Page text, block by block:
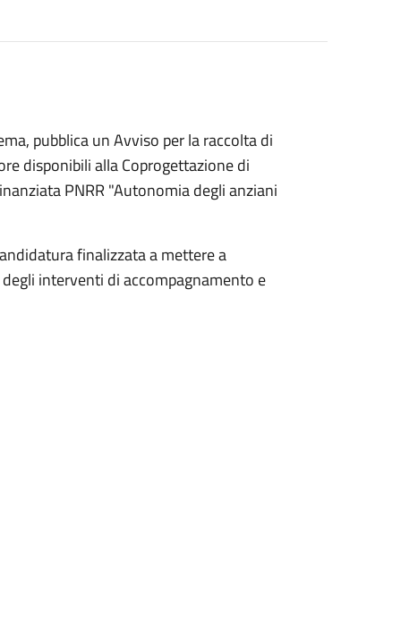
pubblica un Avviso per la raccolta di
disponibili alla Coprogettazione di
PNRR "Autonomia degli anziani
finalizzata a mettere a
interventi di accompagnamento e